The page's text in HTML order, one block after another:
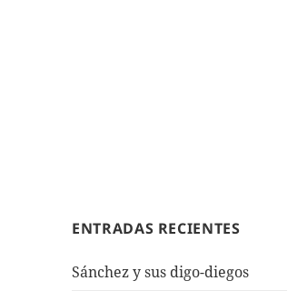
ENTRADAS RECIENTES
Sánchez y sus digo-diegos